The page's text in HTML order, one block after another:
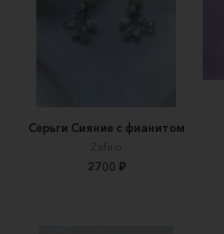
Серьги Сияние с фианитом
Zafiro
2700 ₽